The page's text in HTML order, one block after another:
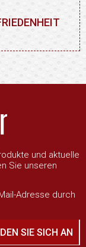
und aktuelle
Sie unseren
Adresse durch
SIE SICH AN